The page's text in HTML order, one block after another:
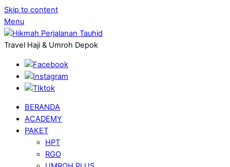
Skip to content
Menu
Travel Haji & Umroh Depok
BERANDA
ACADEMY
PAKET
HPT
RGO